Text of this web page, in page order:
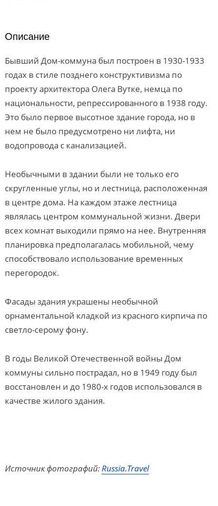
Описание
Бывший Дом-коммуна был построен в 1930-1933
годах в стиле позднего конструктивизма по
проекту архитектора Олега Вутке, немца по
национальности, репрессированного в 1938 году.
Это было первое высотное здание города, но в
нем не было предусмотрено ни лифта, ни
водопровода с канализацией.
Необычными в здании были не только его
скругленные углы, но и лестница, расположенная
в центре дома. На каждом этаже лестница
являлась центром коммунальной жизни. Двери
всех комнат выходили прямо на нее. Внутренняя
планировка предполагалась мобильной, чему
способствовало использование временных
перегородок.
Фасады здания украшены необычной
орнаментальной кладкой из красного кирпича по
светло-серому фону.
В годы Великой Отечественной войны Дом
коммуны сильно пострадал, но в 1949 году был
восстановлен и до 1980-х годов использовался в
качестве жилого здания.
Источник фотографий:Russia.Travel